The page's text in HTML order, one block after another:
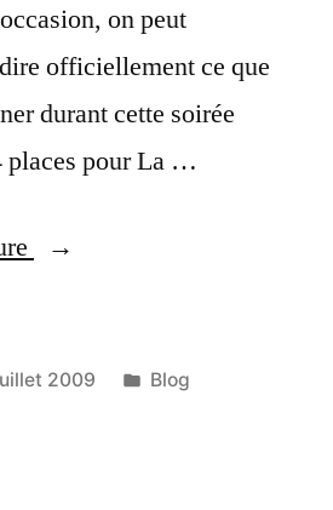
on peut
officiellement ce que
durant cette soirée
pour La …
« 8
20h
2009
Publié
Blog